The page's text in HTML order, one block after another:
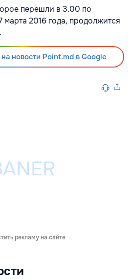
перешли в 3.00 по
марта 2016 года, продолжится
новости Point.md в Google
рекламу на сайте